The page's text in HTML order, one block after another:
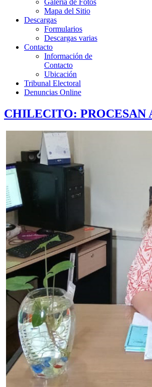
Galería de Fotos
Mapa del Sitio
Descargas
Formularios
Descargas varias
Contacto
Información de
Contacto
Ubicación
Tribunal Electoral
Denuncias Online
CHILECITO: PROCESAN